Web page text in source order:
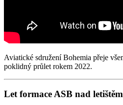
Aviatické sdružení Bohemia přeje
poklidný průlet rokem 2022.
Let formace ASB nad